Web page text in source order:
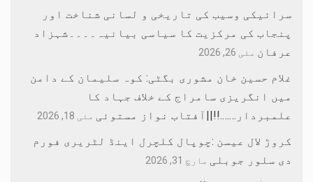
سرائیکی وسیب کی تاریخی و لسانی شناخت اور
پنجاب کی مرکزیت کا سیاسی بیانیہ۔۔۔۔شہزاد
عرفان مئی 26, 2026
غلام حسین خان مشوری بگٹی: کوہ سلیمان کے دامن
میں انگریزی سامراج کے خلاف جہاد کا
علمبردار…….!!||آفتاب نواز مستوئی مئی 18, 2026
کروڑ لال عیسن :چوپال کلچرل اینڈ لٹریری فورم
دی سلور جوبلی مارچ 31, 2026